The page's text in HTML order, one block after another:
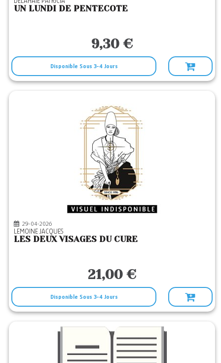
UN LUNDI DE PENTECOTE
9,30 €
Disponible Sous 3-4 Jours
29-04-2026
LEMOINE JACQUES
LES DEUX VISAGES DU CURE
21,00 €
Disponible Sous 3-4 Jours